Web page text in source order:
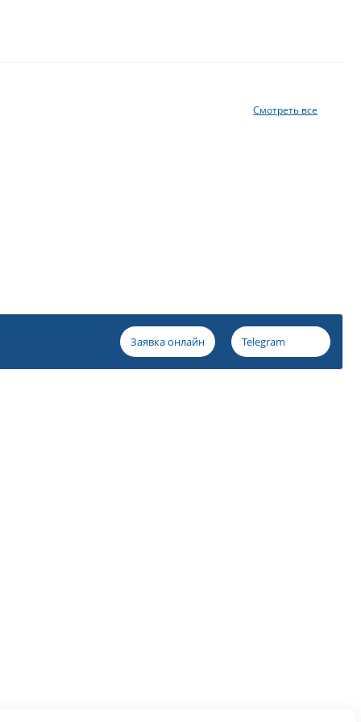
Смотреть все
Заявка онлайн Telegram